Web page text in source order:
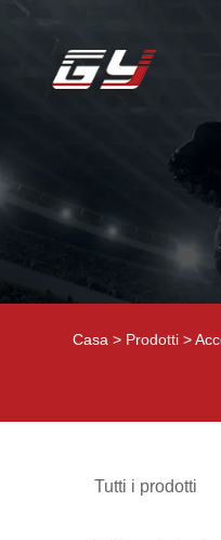
Casa > Prodotti >
Tutti i prodotti